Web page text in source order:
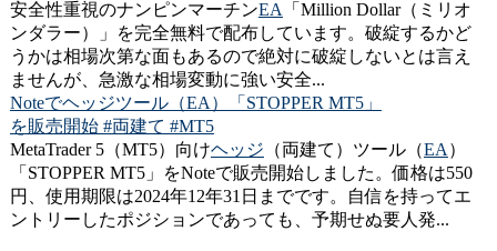
安全性重視のナンピンマーチンEA
「Million Dollar（ミリオ
ンダラー）」を完全無料で配布しています。破綻するかど
うかは相場次第な面もあるので絶対に破綻しないとは言え
ませんが、急激な相場変動に強い安全...
Noteでヘッジツール（EA）「STOPPER MT5」
を販売開始 #両建て #MT5
MetaTrader 5（MT5）向けヘッジ （両建て）ツール（EA ）
「STOPPER MT5」をNoteで販売開始しました。価格は550
円、使用期限は2024年12年31日までです。自信を持ってエ
ントリーしたポジションであっても、予期せぬ要人発...